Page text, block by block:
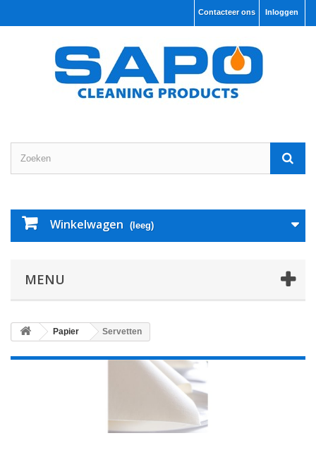
Inloggen
Contacteer ons
Winkelwagen (leeg)
MENU
Papier Servetten